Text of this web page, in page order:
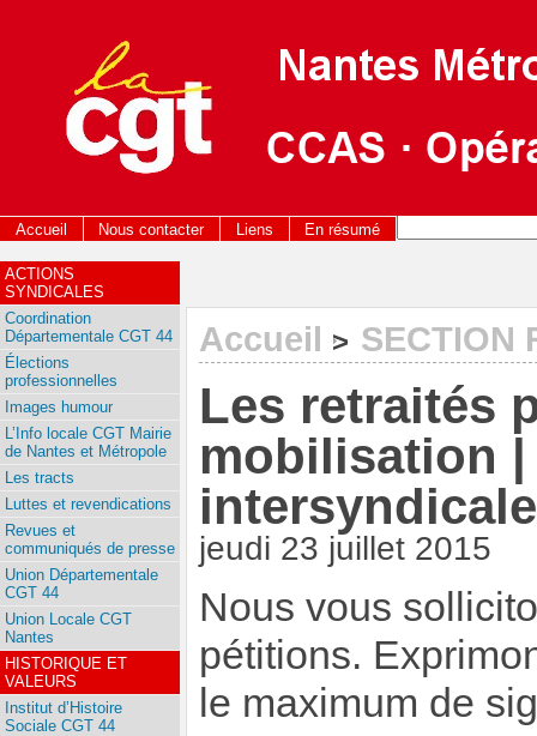
Accueil Nous contacter Liens En résumé
Accueil > SECTION
Les retraités
mobilisation
intersyndicale
jeudi 23 juillet 2015
Nous vous
pétitions.
le maximum de
ACTIONS
SYNDICALES
Coordination
Départementale CGT 44
Élections
professionnelles
Images humour
L’Info locale CGT Mairie
de Nantes et Métropole
Les tracts
Luttes et revendications
Revues et
communiqués de presse
Union Départementale
CGT 44
Union Locale CGT
Nantes
HISTORIQUE ET
VALEURS
Institut d’Histoire
Sociale CGT 44